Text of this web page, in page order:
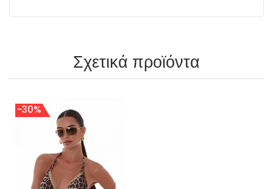
Σχετικά προϊόντα
-30%